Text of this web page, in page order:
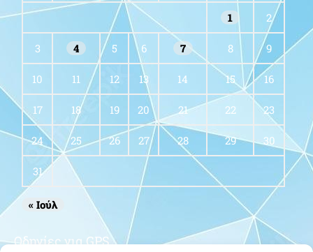
1 2
3 4 5 6 7 8 9
10 11 12 13 14 15 16
17 18 19 20 21 22 23
24 25 26 27 28 29 30
31
« Ιούλ
Οδηγίες για GPS